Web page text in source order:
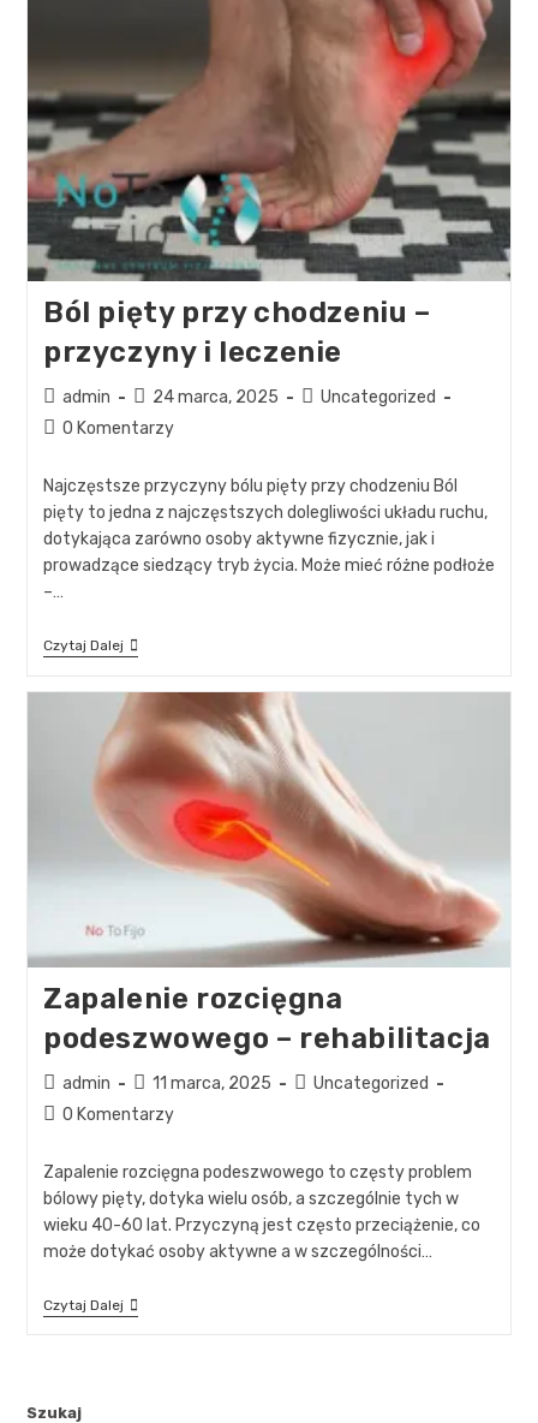
Ból pięty przy chodzeniu –
przyczyny i leczenie
admin 24 marca, 2025
Uncategorized
0 Komentarzy
Najczęstsze przyczyny bólu pięty przy chodzeniu Ból
pięty to jedna z najczęstszych dolegliwości układu ruchu,
dotykająca zarówno osoby aktywne fizycznie, jak i
prowadzące siedzący tryb życia. Może mieć różne podłoże
–…
Czytaj Dalej
Zapalenie rozcięgna
podeszwowego – rehabilitacja
admin 11 marca, 2025
Uncategorized
0 Komentarzy
Zapalenie rozcięgna podeszwowego to częsty problem
bólowy pięty, dotyka wielu osób, a szczególnie tych w
wieku 40-60 lat. Przyczyną jest często przeciążenie, co
może dotykać osoby aktywne a w szczególności…
Czytaj Dalej
Szukaj